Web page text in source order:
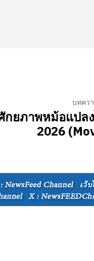
บทคว
กยภาพหม้อแปล
2026